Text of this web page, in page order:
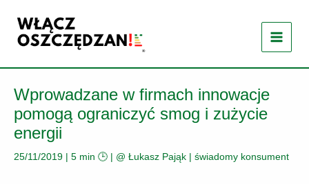
treści
Wprowadzane w firmach innowacje
pomogą ograniczyć smog i zużycie
energii
25/11/2019 | 5 min 🕒 | @ Łukasz Pająk | świadomy konsument